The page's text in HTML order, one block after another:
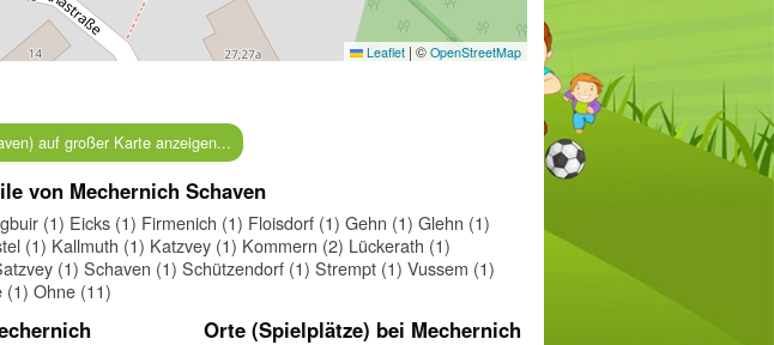
Leaflet | © OpenStreetMap
auf großer Karte anzeigen...
von Mechernich Schaven
(1) Eicks (1) Firmenich (1) Floisdorf (1) Gehn (1) Glehn (1)
(1) Kallmuth (1) Katzvey (1) Kommern (2) Lückerath (1)
(1) Schaven (1) Schützendorf (1) Strempt (1) Vussem (1)
(1) Ohne (11)
Orte (Spielplätze) bei Mechernich